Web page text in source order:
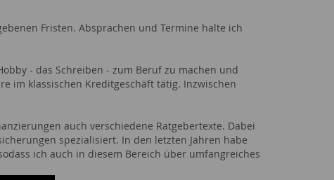
Fristen. Absprachen und Termine halte ich
- das Schreiben - zum Beruf zu machen und
im klassischen Kreditgeschäft tätig. Inzwischen
auch verschiedene Ratgebertexte. Dabei
spezialisiert. In den letzten Jahren habe
ich auch in diesem Bereich über umfangreiches